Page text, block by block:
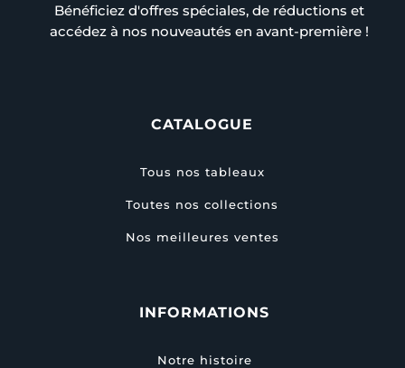
Bénéficiez d'offres spéciales, de réductions et
accédez à nos nouveautés en avant-première !
CATALOGUE
Tous nos tableaux
Toutes nos collections
Nos meilleures ventes
INFORMATIONS
Notre histoire